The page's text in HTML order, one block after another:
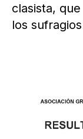
clasista,
los